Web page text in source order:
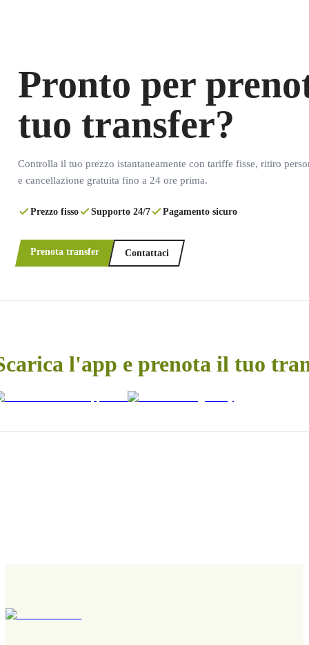
Pronto per
tuo transfer?
Controlla il tuo prezzo istantaneamente con tariffe fisse, ritiro
e cancellazione gratuita fino a 24 ore prima.
Prezzo fisso Supporto 24/7 Pagamento sicuro
Prenota transfer Contattaci
l'app e prenota il tuo